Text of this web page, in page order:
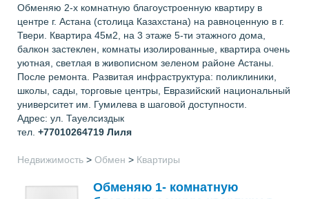
Обменяю 2-х комнатную благоустроенную квартиру в
центре г. Астана (столица Казахстана) на равноценную в г.
Твери. Квартира 45м2, на 3 этаже 5-ти этажного дома,
балкон застеклен, комнаты изолированные, квартира очень
уютная, светлая в живописном зеленом районе Астаны.
После ремонта. Развитая инфраструктура: поликлиники,
школы, сады, торговые центры, Евразийский национальный
университет им. Гумилева в шаговой доступности.
Адрес: ул. Тауелсиздык
тел. +77010264719 Лиля
Недвижимость > Обмен > Квартиры
Обменяю 1- комнатную